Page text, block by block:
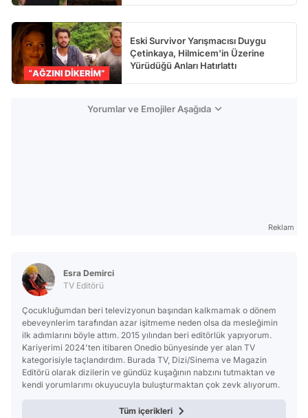
Eski Survivor Yarışmacısı Duygu
Çetinkaya, Hilmicem'in Üzerine
Yürüdüğü Anları Hatırlattı
Yorumlar ve Emojiler Aşağıda
Reklam
Esra Demirci
TV Editörü
Çocukluğumdan beri televizyonun başından kalkmamak o dönem
ebeveynlerim tarafından azar işitmeme neden olsa da mesleğimin
ilk adımlarını böyle attım. 2015 yılından beri editörlük yapıyorum.
Kariyerimi 2024'ten itibaren Onedio bünyesinde yer alan TV
kategorisiyle taçlandırdım. Burada TV, Dizi/Sinema ve Magazin
Editörü olarak dizilerin ve gündüz kuşağının nabzını tutmaktan ve
kendi yorumlarımı okuyucuyla buluşturmaktan çok zevk alıyorum.
Tüm içerikleri